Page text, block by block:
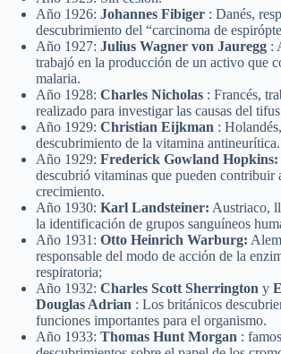
Año 1926: Johannes Fibiger : Danés,
descubrimiento del “carcinoma de
Año 1927: Julius Wagner von Jauregg :
trabajó en la producción de un activo que
malaria.
Año 1928: Charles Nicholas : Francés,
realizado para investigar las causas del
Año 1929: Christian Eijkman :
descubrimiento de la vitamina antineurítica.
Año 1929: Frederick Gowland Hopkins:
descubrió vitaminas que pueden contribuir
crecimiento.
Año 1930: Karl Landsteiner: Austriaco,
la identificación de grupos sanguíneos
Año 1931: Otto Heinrich Warburg:
responsable del modo de acción de la
respiratoria;
Año 1932: Charles Scott Sherrington y
Douglas Adrian : Los británicos
funciones importantes para el organismo.
Año 1933: Thomas Hunt Morgan :